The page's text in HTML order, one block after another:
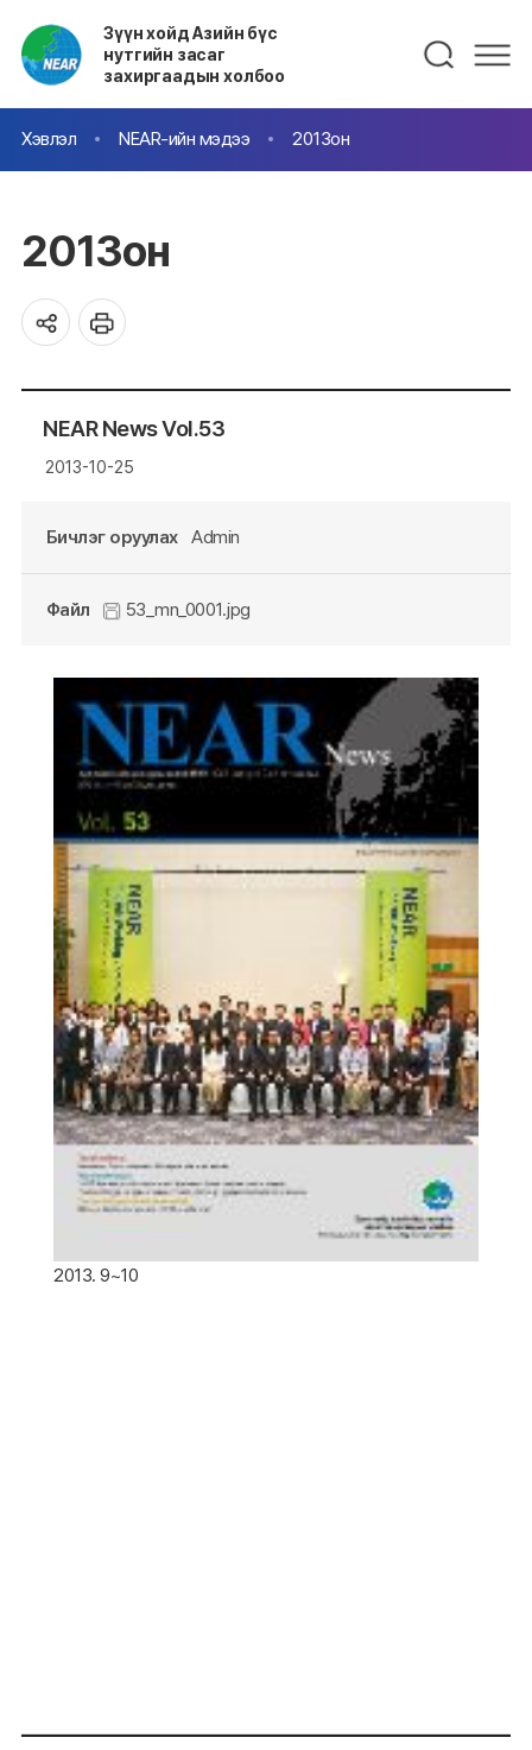
Зүүн хойд Азийн бүс
нутгийн засаг
захиргаадын холбоо
Хэвлэл NEAR-ийн мэдээ 2013он
2013он
NEAR News Vol.53
2013-10-25
Бичлэг оруулах Admin
Файл 53_mn_0001.jpg
2013. 9~10